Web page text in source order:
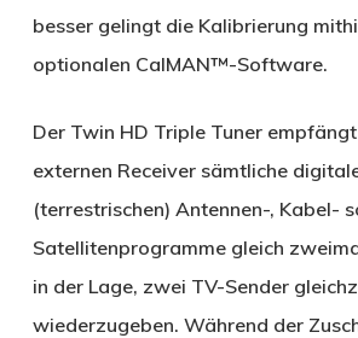
besser gelingt die Kalibrierung
optionalen CalMAN™-Software.
Der Twin HD Triple Tuner
externen Receiver sämtliche
(terrestrischen) Antennen-, Kabel-
Satellitenprogramme gleich
in der Lage, zwei TV-Sender
wiederzugeben. Während der